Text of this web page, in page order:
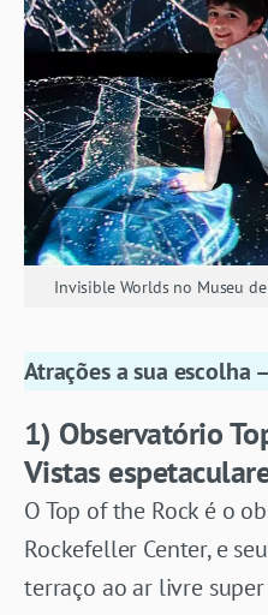
Invisible Worlds no Museu
Atrações a sua escolha
1) Observatório
Vistas
O Top of the Rock é o
Rockefeller Center, e
terraço ao ar livre